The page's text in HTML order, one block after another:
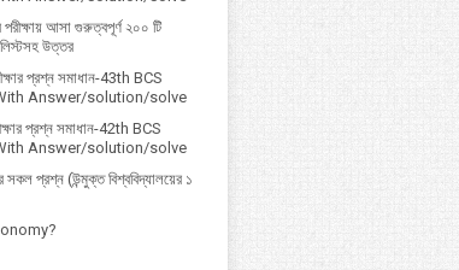
পরীক্ষায় আসা গুরুত্বপূর্ণ ২০০ টি
উত্তর
প্রশ্ন সমাধান-43th BCS
Answer/solution/solve
প্রশ্ন সমাধান-42th BCS
Answer/solution/solve
সকল প্রশ্ন (উন্মুক্ত বিশ্ববিদ্যালয়ের ১